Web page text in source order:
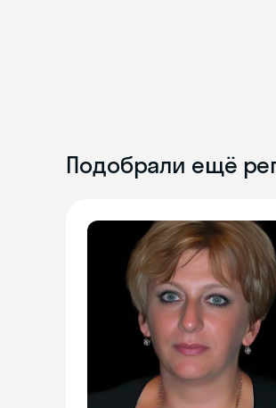
Подобрали ещё